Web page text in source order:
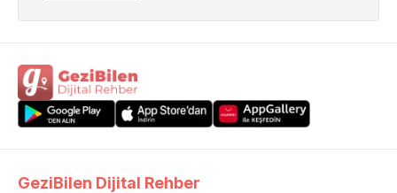
GeziBilen Dijital Rehber